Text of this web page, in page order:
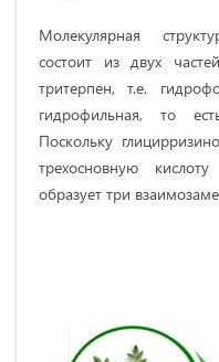
Молекулярная
состоит из двух
тритерпен, т.е.
гидрофильная, то
Поскольку
трехосновную
образует три